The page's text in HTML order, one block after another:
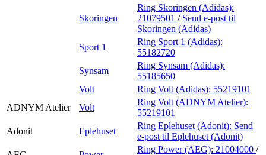
Skoringen
Ring Skoringen (Adidas):
21079501 / Send e-post til
Skoringen (Adidas)
Sport 1
Ring Sport 1 (Adidas):
55182720
Synsam
Ring Synsam (Adidas):
55185650
Volt
Ring Volt (Adidas): 55219101
ADNYM Atelier
Volt
Ring Volt (ADNYM Atelier):
55219101
Adonit
Eplehuset
Ring Eplehuset (Adonit): Send
e-post til Eplehuset (Adonit)
Ring Power (AEG): 21004000 /